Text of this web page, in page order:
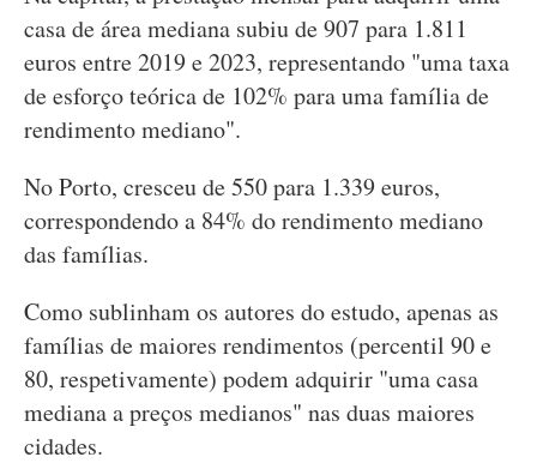
casa de área mediana subiu de 907 para 1.811
euros entre 2019 e 2023, representando "uma taxa
de esforço teórica de 102% para uma família de
rendimento mediano".
No Porto, cresceu de 550 para 1.339 euros,
correspondendo a 84% do rendimento mediano
das famílias.
Como sublinham os autores do estudo, apenas as
famílias de maiores rendimentos (percentil 90 e
80, respetivamente) podem adquirir "uma casa
mediana a preços medianos" nas duas maiores
cidades.